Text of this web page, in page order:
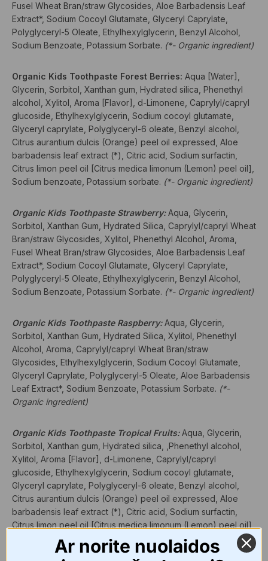
Fusel Wheat Bran/straw Glycosides, Aloe Barbadensis Leaf
Extract*, Sodium Cocoyl Glutamate, Glyceryl Caprylate,
Polyglyceryl-5 Oleate, Ethylhexylglycerin, Benzyl Alcohol,
Sodium Benzoate, Potassium Sorbate. (*- Organic ingredient)
Organic Kids Toothpaste Forest Berries: Aqua [Water],
Glycerin, Sorbitol, Xanthan gum, Hydrated silica, Phenethyl
alcohol, Xylitol, Aroma [Flavor], d-Limonene, Caprylyl/capryl
glucoside, Ethylhexylglycerin, Sodium cocoyl glutamate,
Glyceryl caprylate, Polyglyceryl-6 oleate, Benzyl alcohol,
Citrus aurantium dulcis (Orange) peel oil expressed, Aloe
barbadensis leaf extract (*), Citric acid, Sodium surfactin,
Citrus limon peel oil [Citrus medica limonum (Lemon) peel oil],
Sodium benzoate, Potassium sorbate. (*- Organic ingredient)
Organic Kids Toothpaste Strawberry:Aqua, Glycerin,
Sorbitol, Xanthan Gum, Hydrated Silica, Caprylyl/capryl Wheat
Bran/straw Glycosides, Xylitol, Phenethyl Alcohol, Aroma,
Fusel Wheat Bran/straw Glycosides, Aloe Barbadensis Leaf
Extract*, Sodium Cocoyl Glutamate, Glyceryl Caprylate,
Polyglyceryl-5 Oleate, Ethylhexylglycerin, Benzyl Alcohol,
Sodium Benzoate, Potassium Sorbate. (*- Organic ingredient)
Organic Kids Toothpaste Raspberry:Aqua, Glycerin,
Sorbitol, Xanthan Gum, Hydrated Silica, Xylitol, Phenethyl
Alcohol, Aroma, Caprylyl/capryl Wheat Bran/straw
Glycosides, Ethylhexylglycerin, Sodium Cocoyl Glutamate,
Glyceryl Caprylate, Polyglyceryl-5 Oleate, Aloe Barbadensis
Leaf Extract*, Sodium Benzoate, Potassium Sorbate. (*-
Organic ingredient)
Organic Kids Toothpaste Tropical Fruits:Aqua, Glycerin,
Sorbitol, Xanthan gum, Hydrated silica, ,Phenethyl alcohol,
Xylitol, Aroma [Flavor], d-Limonene, Caprylyl/capryl
glucoside, Ethylhexylglycerin, Sodium cocoyl glutamate,
Glyceryl caprylate, Polyglyceryl-6 oleate, Benzyl alcohol,
Citrus aurantium dulcis (Orange) peel oil expressed, Aloe
barbadensis leaf extract (*), Citric acid, Sodium surfactin,
Citrus limon peel oil [Citrus medica limonum (Lemon) peel oil],
Sodium benzoate, Potassium sorbate.
(*- Organic ingredient)
Ar norite nuolaidos